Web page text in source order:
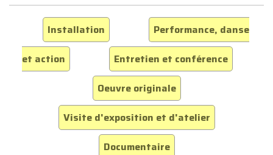
Installation
Performance, danse
et action
Entretien et conférence
Oeuvre originale
Visite d'exposition et d'atelier
Documentaire